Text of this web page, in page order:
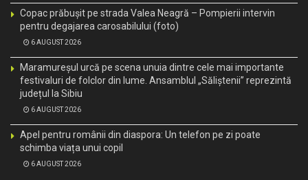
Copac prăbușit pe strada Valea Neagră – Pompierii intervin
pentru degajarea carosabilului (foto)
6 AUGUST 2026
Maramureșul urcă pe scena unuia dintre cele mai importante
festivaluri de folclor din lume. Ansamblul „Săliștenii” reprezintă
județul la Sibiu
6 AUGUST 2026
Apel pentru românii din diaspora: Un telefon pe zi poate
schimba viața unui copil
6 AUGUST 2026